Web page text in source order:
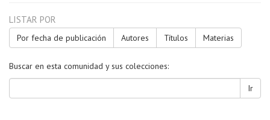
LISTAR POR
Por fecha de publicación Autores Títulos Materias
Buscar en esta comunidad y sus colecciones:
Ir